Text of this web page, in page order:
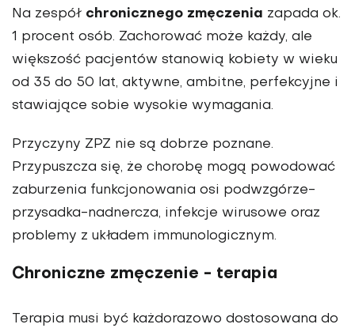
Na zespół chronicznego zmęczenia zapada ok.
1 procent osób. Zachorować może każdy, ale
większość pacjentów stanowią kobiety w wieku
od 35 do 50 lat, aktywne, ambitne, perfekcyjne i
stawiające sobie wysokie wymagania.
Przyczyny ZPZ nie są dobrze poznane.
Przypuszcza się, że chorobę mogą powodować
zaburzenia funkcjonowania osi podwzgórze-
przysadka-nadnercza, infekcje wirusowe oraz
problemy z układem immunologicznym.
Chroniczne zmęczenie - terapia
Terapia musi być każdorazowo dostosowana do